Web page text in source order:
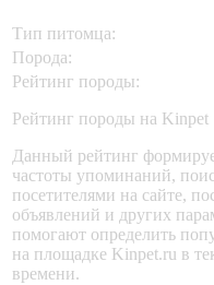
Тип питомца:
Порода:
Рейтинг породы:
Рейтинг породы на Kinpet
Данный рейтинг
частоты упоминаний,
посетителями на сайте,
объявлений и других
помогают определить
на площадке Kinpet.ru в
времени.